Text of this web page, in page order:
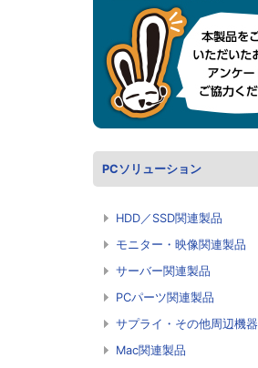
PCソリューション
HDD／SSD関連製品
モニター・映像関連製品
サーバー関連製品
PCパーツ関連製品
サプライ・その他周辺機器
Mac関連製品